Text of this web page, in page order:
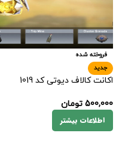
فروخته شده
جدید
اکانت کالاف دیوتی کد 1019
500,000 تومان
اطلاعات بیشتر